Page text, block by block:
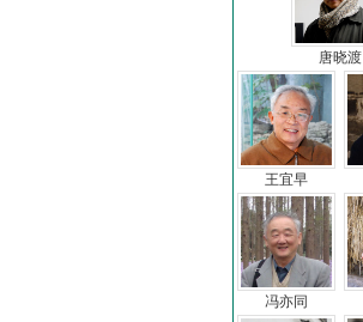
唐晓渡
王宜早
冯亦同